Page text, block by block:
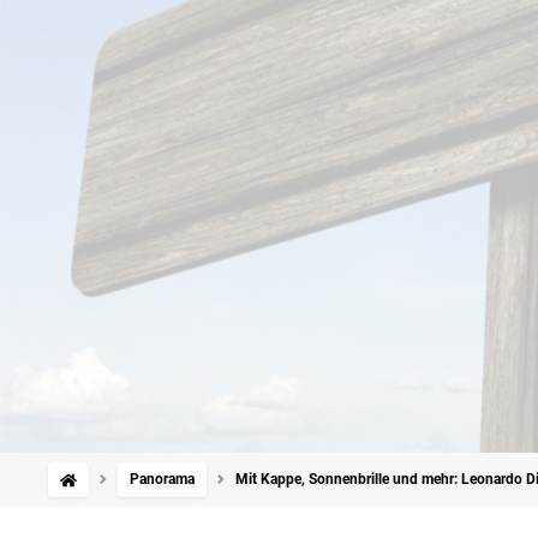
Panorama Mit Kappe, Sonnenbrille und mehr: Leonardo